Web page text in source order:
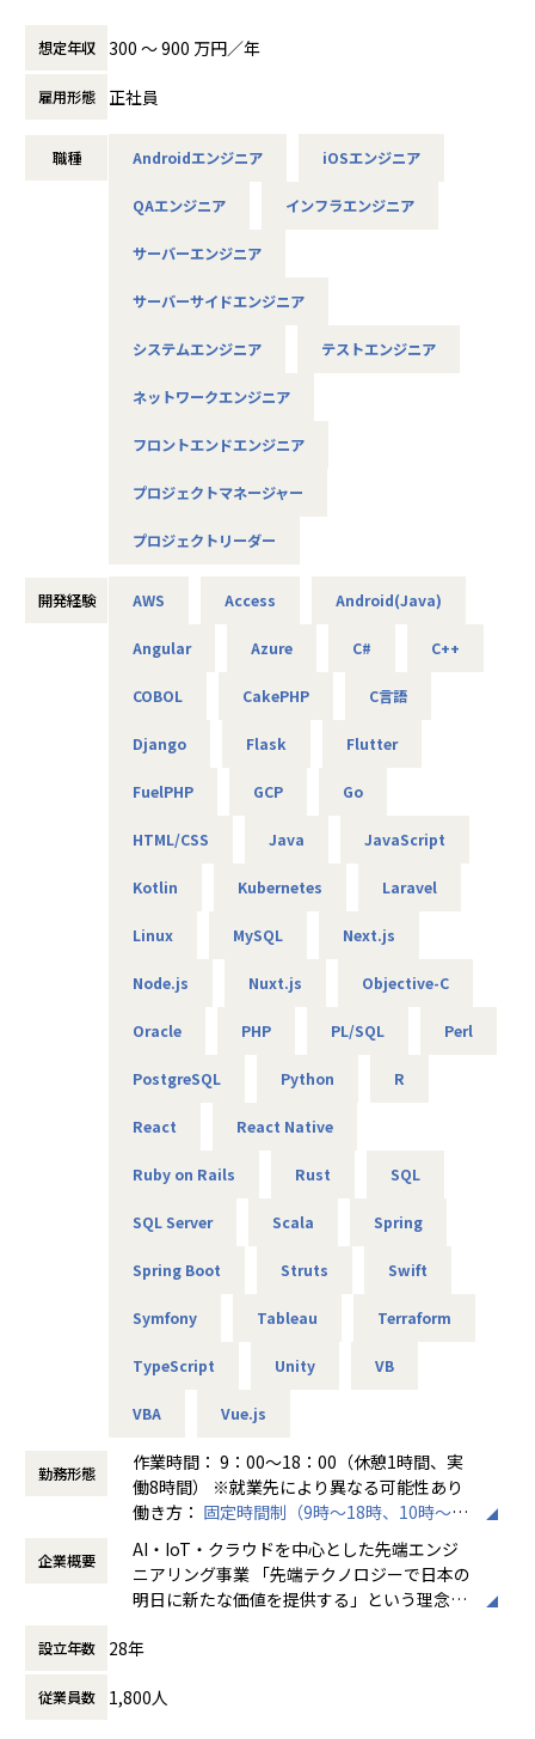
ご志向／ご希望に応じて、プロジェクトを決定しますので、
是非面接でお話しください！
◆取引業界
・ システム要件定義・設計（上流）SE
※ご志向・ご希望に応じて、プロジェクトを決定します
を前提としています。
■魅力ポイント
地域愛採用を行っているため、基本的にご自宅から通える
家族と一緒に過ごすことができ、好きな地域で安心して働
基本給で勝負している会社です！技術手当等で大きく見せ
ることをしておりません。
昇給は、基本給を上げていくため、賞与や残業代も必然的
スタンバイ期間は、しっかりJ-collegeにて研修を準備。
して放置しない会社です。
（AIエンジニアコース/IT パスポート試験+基本情報技術者試
1ヵ月半～2ヵ月に1度のペースで営業担当による技術者へ
不満・不安をヒアリングすると同時に、自分が歩んでいき
持に繋げています。
★リーダーによるフォロー
経験のある技術者をリーダーに任命し、技術者のフォロー
リーダーと営業は月に1度会議の場を設けており、情報共
有を行っております。
想定年収 300 〜 900 万円／年
雇用形態 正社員
職種 Androidエンジニア iOSエンジニア
QAエンジニア インフラエンジニア
サーバーエンジニア
サーバーサイドエンジニア
システムエンジニア テストエンジニア
ネットワークエンジニア
フロントエンドエンジニア
プロジェクトマネージャー
プロジェクトリーダー
開発経験 AWS Access Android(Java)
Angular Azure C# C++
COBOL CakePHP C言語
Django Flask Flutter
FuelPHP GCP Go
HTML/CSS Java JavaScript
Kotlin Kubernetes Laravel
Linux MySQL Next.js
Node.js Nuxt.js Objective-C
Oracle PHP PL/SQL Perl
PostgreSQL Python R
React React Native
Ruby on Rails Rust SQL
SQL Server Scala Spring
Spring Boot Struts Swift
Symfony Tableau Terraform
TypeScript Unity VB
VBA Vue.js
勤務形態
作業時間： 9：00～18：00（休憩1時間、実
働8時間） ※就業先により異なる可能性あり
働き方： 固定時間制（9時～18時、10時～19
時間外労働の有無： 有（月平均20時間～30
時間）
休憩時間： 60分
企業概要
AI・IoT・クラウドを中心とした先端エンジ
ニアリング事業 「先端テクノロジーで日本の
明日に新たな価値を提供する」という理念を
た先端テクノロジーの中で「ジャパニアスだ
アリング業界から必要とされ続ける会社を目
設立年数 28年
従業員数 1,800人